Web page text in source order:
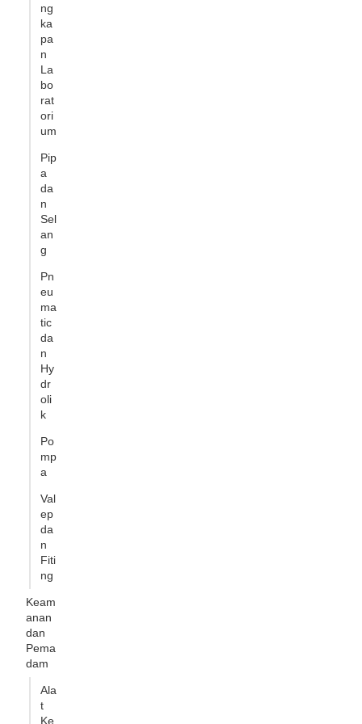
ng
ka
pa
n
La
bo
rat
ori
um
Pip
a
da
n
Sel
an
g
Pn
eu
ma
tic
da
n
Hy
dr
oli
k
Po
mp
a
Val
ep
da
n
Fiti
ng
Keam
anan
dan
Pema
dam
Ala
t
Ke